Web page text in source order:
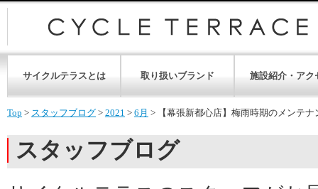
サイクルテラスとは 取り扱いブランド 施設紹介・アク
Top > スタッフブログ > 2021 > 6月 > 【幕張新都心店】梅雨時期のメンテ
スタッフブログ